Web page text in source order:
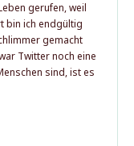
gerufen, weil
bin ich endgültig
gemacht
Twitter noch eine
sind, ist es